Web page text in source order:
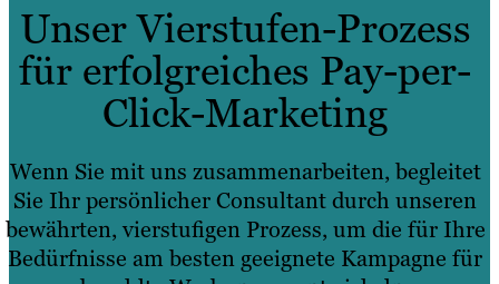
Unser Vierstufen-Prozess
für erfolgreiches Pay-per-
Click-Marketing
Wenn Sie mit uns zusammenarbeiten, begleitet
Sie Ihr persönlicher Consultant durch unseren
bewährten, vierstufigen Prozess, um die für Ihre
Bedürfnisse am besten geeignete Kampagne für